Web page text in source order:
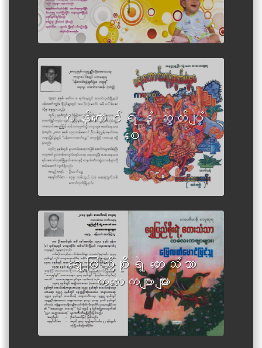
ပန်းကောင်းရနံ့ ဆွတ်ပျံ့
စေ
Author :Aung Thar Sann (Than
Twe)
ရွှေပြည်စိုးရဲ့ တေးသံသာ
ကလေးကဗျာများ